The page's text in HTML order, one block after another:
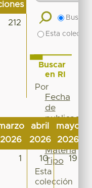
212
2026
abril
2026
mayo
2026
1 10 19
Buscar
Esta
Buscar
en RI
Por
Fecha
de
publicación
Autor
Título
Materia
Tipo
Esta
colección